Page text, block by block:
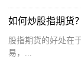
股指期货的好处在
易，...